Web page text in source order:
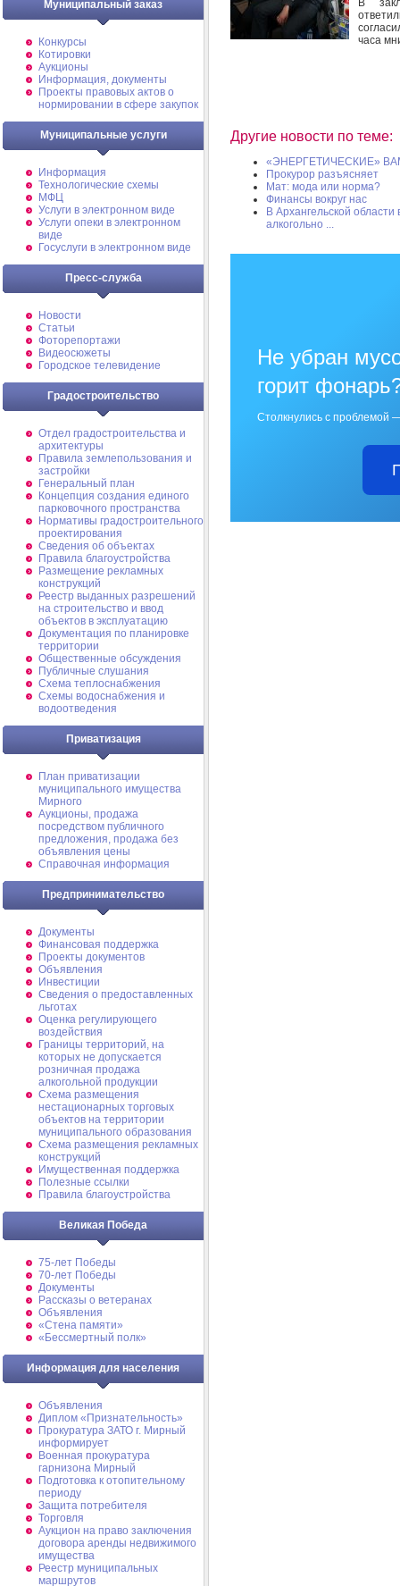
Муниципальный заказ
Конкурсы
Котировки
Аукционы
Информация, документы
Проекты правовых актов о
нормировании в сфере закупок
Муниципальные услуги
Информация
Технологические схемы
МФЦ
Услуги в электронном виде
Услуги опеки в электронном
виде
Госуслуги в электронном виде
Пресс-служба
Новости
Статьи
Фоторепортажи
Видеосюжеты
Городское телевидение
Градостроительство
Отдел градостроительства и
архитектуры
Правила землепользования и
застройки
Генеральный план
Концепция создания единого
парковочного пространства
Нормативы градостроительного
проектирования
Сведения об объектах
Правила благоустройства
Размещение рекламных
конструкций
Реестр выданных разрешений
на строительство и ввод
объектов в эксплуатацию
Документация по планировке
территории
Общественные обсуждения
Публичные слушания
Схема теплоснабжения
Схемы водоснабжения и
водоотведения
Приватизация
План приватизации
муниципального имущества
Мирного
Аукционы, продажа
посредством публичного
предложения, продажа без
объявления цены
Справочная информация
Предпринимательство
Документы
Финансовая поддержка
Проекты документов
Объявления
Инвестиции
Сведения о предоставленных
льготах
Оценка регулирующего
воздействия
Границы территорий, на
которых не допускается
розничная продажа
алкогольной продукции
Схема размещения
нестационарных торговых
объектов на территории
муниципального образования
Схема размещения рекламных
конструкций
Имущественная поддержка
Полезные ссылки
Правила благоустройства
Великая Победа
75-лет Победы
70-лет Победы
Документы
Рассказы о ветеранах
Объявления
«Стена памяти»
«Бессмертный полк»
Информация для населения
Объявления
Диплом «Признательность»
Прокуратура ЗАТО г. Мирный
информирует
Военная прокуратура
гарнизона Мирный
Подготовка к отопительному
периоду
Защита потребителя
Торговля
Аукцион на право заключения
договора аренды недвижимого
имущества
Реестр муниципальных
маршрутов
В
часа
Другие новости по теме:
«ЭНЕРГЕТИЧЕСКИЕ»
Прокурор разъясняет
Мат: мода или норма?
Финансы вокруг нас
В Архангельской
алкогольно ...
Не убран
горит
Столкнулись с проблемой